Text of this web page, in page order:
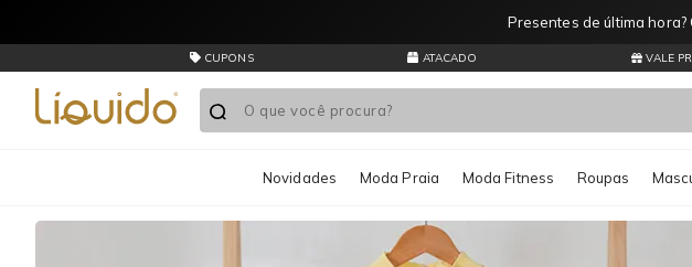
Roupas
Entrega Expressa por
CUPONS ATACADO VALE
Novidades Roupas
Moda Fitness
Moda Praia